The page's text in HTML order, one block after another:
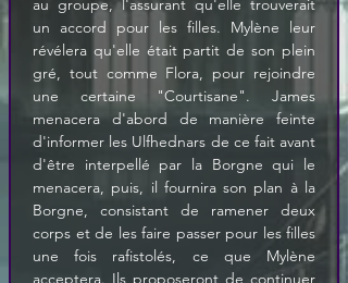
au groupe, l'assurant qu'elle trouverait
un accord pour les filles. Mylène leur
révélera qu'elle était partit de son plein
gré, tout comme Flora, pour rejoindre
une certaine "Courtisane". James
menacera d'abord de manière feinte
d'informer les Ulfhednars de ce fait avant
d'être interpellé par la Borgne qui le
menacera, puis, il fournira son plan à la
Borgne, consistant de ramener deux
corps et de les faire passer pour les filles
une fois rafistolés, ce que Mylène
acceptera. Ils proposeront de continuer